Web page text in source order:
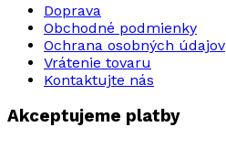
Doprava
Obchodné podmienky
Ochrana osobných údajov
Vrátenie tovaru
Kontaktujte nás
Akceptujeme platby